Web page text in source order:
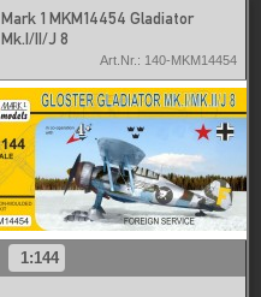
Mark 1 MKM14454 Gladiator
Mk.I/II/J 8
Art.Nr.: 140-MKM14454
1:144